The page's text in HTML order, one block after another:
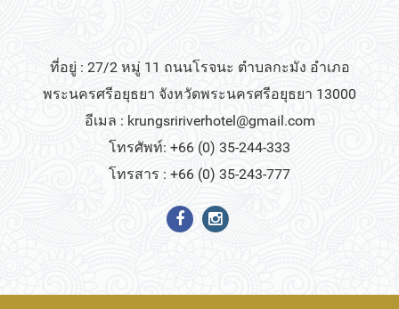
ที่อยู่ : 27/2 หมู่ 11 ถนนโรจนะ ตำบลกะมัง อำเภอ
พระนครศรีอยุธยา จังหวัดพระนครศรีอยุธยา 13000
อีเมล : krungsririverhotel@gmail.com
โทรศัพท์: +66 (0) 35-244-333
โทรสาร : +66 (0) 35-243-777